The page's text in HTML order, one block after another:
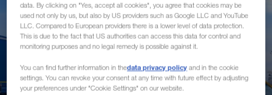
data. By clicking on "Yes, accept all cookies", you agree that cookies may be
used not only by us, but also by US providers such as Google LLC and YouTube
LLC. Compared to European providers there is a lower level of data protection.
This is due to the fact that US authorities can access this data for control and
monitoring purposes and no legal remedy is possible against it.
You can find further information in thedata privacy policy and in the cookie
settings. You can revoke your consent at any time with future effect by adjusting
your preferences under "Cookie Settings" on our website.